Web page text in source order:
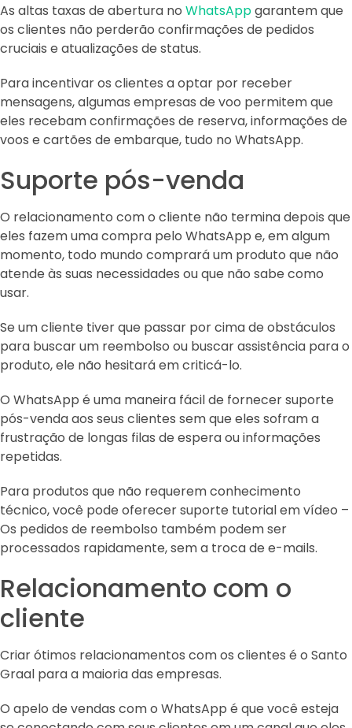
As altas taxas de abertura no WhatsAppgarantem que
os clientes não perderão confirmações de pedidos
cruciais e atualizações de status.
Para incentivar os clientes a optar por receber
mensagens, algumas empresas de voo permitem que
eles recebam confirmações de reserva, informações de
voos e cartões de embarque, tudo no WhatsApp.
Suporte pós-venda
O relacionamento com o cliente não termina depois que
eles fazem uma compra pelo WhatsApp e, em algum
momento, todo mundo comprará um produto que não
atende às suas necessidades ou que não sabe como
usar.
Se um cliente tiver que passar por cima de obstáculos
para buscar um reembolso ou buscar assistência para o
produto, ele não hesitará em criticá-lo.
O WhatsApp é uma maneira fácil de fornecer suporte
pós-venda aos seus clientes sem que eles sofram a
frustração de longas filas de espera ou informações
repetidas.
Para produtos que não requerem conhecimento
técnico, você pode oferecer suporte tutorial em vídeo –
Os pedidos de reembolso também podem ser
processados ​​rapidamente, sem a troca de e-mails.
Relacionamento com o
cliente
Criar ótimos relacionamentos com os clientes é o Santo
Graal para a maioria das empresas.
O apelo de vendas com o WhatsApp é que você esteja